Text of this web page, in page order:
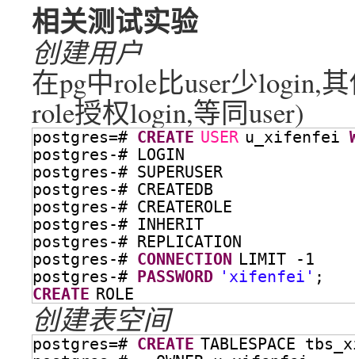
相关测试实验
创建用户
在pg中role比user少login,
role授权login,等同user)
postgres=# CREATE USER u_xifenfei
postgres-# LOGIN
postgres-# SUPERUSER
postgres-# CREATEDB
postgres-# CREATEROLE
postgres-# INHERIT
postgres-# REPLICATION
postgres-# CONNECTION LIMIT -1
postgres-# PASSWORD 'xifenfei' ;
CREATE ROLE
创建表空间
postgres=# CREATE TABLESPACE